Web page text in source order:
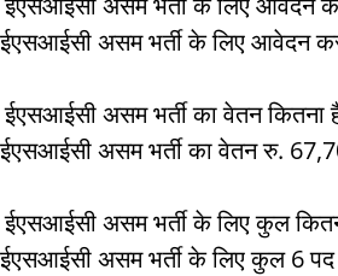
ईएसआईसी असम भर्ती के लिए आवेदन
असम भर्ती का वेतन कितना
ईएसआईसी असम भर्ती का वेतन रु.
ईएसआईसी असम भर्ती के लिए कुल
ईएसआईसी असम भर्ती के लिए कुल 6 पद